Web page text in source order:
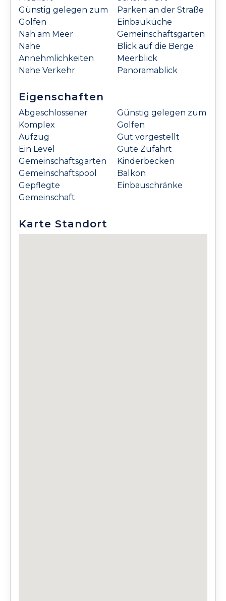
Günstig gelegen zum
Golfen
Nah am Meer
Nahe
Annehmlichkeiten
Nahe Verkehr
Parken an der Straße
Einbauküche
Gemeinschaftsgarten
Blick auf die Berge
Meerblick
Panoramablick
Eigenschaften
Abgeschlossener
Komplex
Aufzug
Ein Level
Gemeinschaftsgarten
Gemeinschaftspool
Gepflegte
Gemeinschaft
Günstig gelegen zum
Golfen
Gut vorgestellt
Gute Zufahrt
Kinderbecken
Balkon
Einbauschränke
Karte Standort